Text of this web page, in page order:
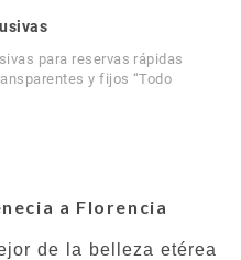
para reservas rápidas
y fijos “Todo
a Florencia
de la belleza etérea